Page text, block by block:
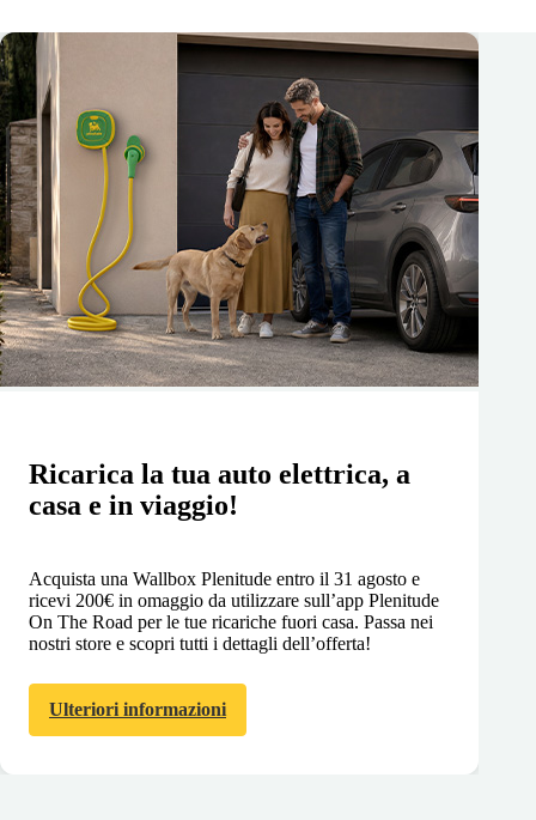
Ricarica la tua auto elettrica, a
casa e in viaggio!
Acquista una Wallbox Plenitude entro il 31 agosto e
ricevi 200€ in omaggio da utilizzare sull’app Plenitude
On The Road per le tue ricariche fuori casa. Passa nei
nostri store e scopri tutti i dettagli dell’offerta!
Ulteriori informazioni